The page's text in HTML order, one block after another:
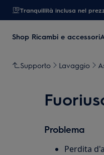
Tranquillità inclusa nel
Shop Ricambi e accessori
Supporto Lavaggio
Problema
Perdita